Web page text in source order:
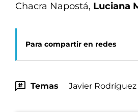
Chacra Napostá, Luciana
Para compartir en redes
Temas Javier Rodríguez